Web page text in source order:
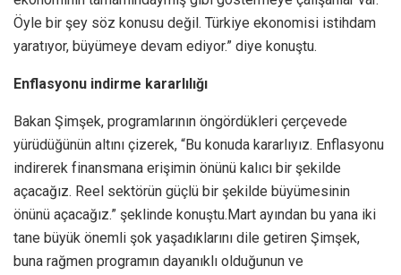
Öyle bir şey söz konusu değil. Türkiye ekonomisi istihdam
yaratıyor, büyümeye devam ediyor.” diye konuştu.
Enflasyonu indirme kararlılığı
Bakan Şimşek, programlarının öngördükleri çerçevede
yürüdüğünün altını çizerek, “Bu konuda kararlıyız. Enflasyonu
indirerek finansmana erişimin önünü kalıcı bir şekilde
açacağız. Reel sektörün güçlü bir şekilde büyümesinin
önünü açacağız.” şeklinde konuştu.Mart ayından bu yana iki
tane büyük önemli şok yaşadıklarını dile getiren Şimşek,
buna rağmen programın dayanıklı olduğunun ve